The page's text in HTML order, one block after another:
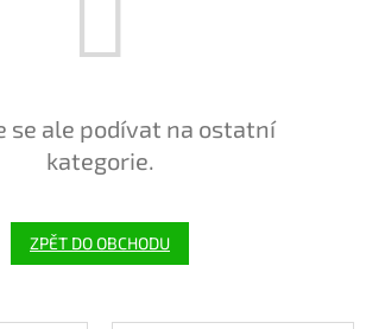
se ale podívat na ostatní
kategorie.
ZPĚT DO OBCHODU